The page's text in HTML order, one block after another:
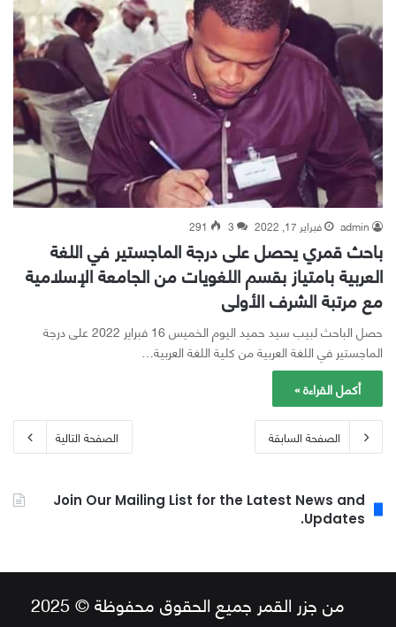
admin فبراير 17, 2022 3
291
باحث قمري يحصل على درجة الماجستير في اللغة
العربية بامتياز بقسم اللغويات من الجامعة الإسلامية
مع مرتبة الشرف الأولى
حصل الباحث لبيب سيد حميد اليوم الخميس 16 فبراير 2022 على درجة
الماجستير في اللغة العربية من كلية اللغة العربية…
أكمل القراءة »
الصفحة السابقة الصفحة التالية
Join Our Mailing List for the Latest News and
Updates.
من جزر القمر جميع الحقوق محفوظة © 2025